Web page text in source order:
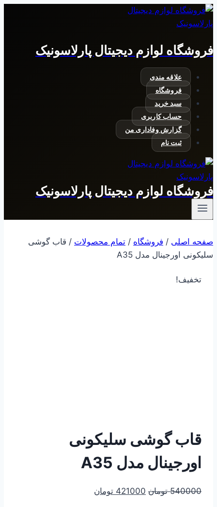
بازگشت
به
فروشگاه لوازم دیجیتال پارلاسونیک
علاقه مندی
فروشگاه
سبد خرید
حساب کاربری
گزارش وفاداری من
ثبت نام
فروشگاه لوازم دیجیتال پارلاسونیک
صفحه اصلی / فروشگاه / تمام محصولات / قاب گوشی
سلیکونی اورجینال مدل A35
تخفیف!
قاب گوشی سلیکونی
اورجینال مدل A35
540000 تومان قیمت
421000 تومان